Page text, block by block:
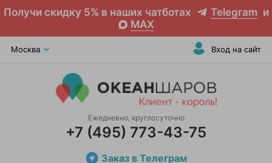
Получи скидку 5% в наших чатботах Telegram и
MAX
Москва Вход на сайт
Ежедневно, круглосуточно
+7 (495) 773-43-75
Заказ в Телеграм